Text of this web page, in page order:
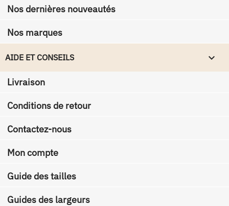
Nos dernières nouveautés
Nos marques
AIDE ET CONSEILS 
Livraison
Conditions de retour
Contactez-nous
Mon compte
Guide des tailles
Guides des largeurs